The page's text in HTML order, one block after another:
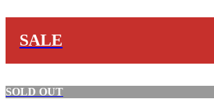
SALE
SOLD OUT